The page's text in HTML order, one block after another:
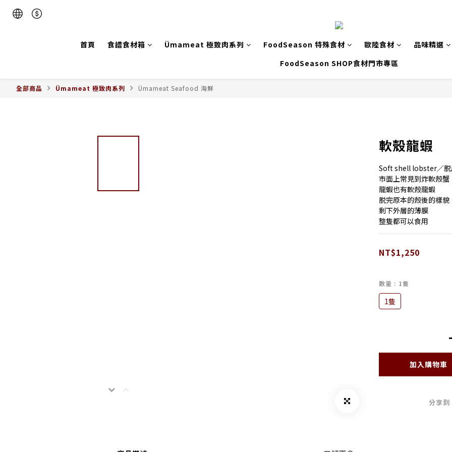
首頁 食譜食材箱 Ümameat 極致肉系列 FoodSeason 特殊食材 歐陸食材
品味精選
FoodSeason SHOP食材門市專區
全部商品 Ümameat 極致肉系列 Ümameat Seafood 海鮮
軟殼龍蝦
Soft shell lobster／脱
市面上常見到炸軟殼蟹
龍蝦也有軟殼龍蝦
脱完原本的殼後的樣貌
剩下外層的薄膜
整隻都可以食用
NT$1,250
數量 : 1隻
1隻
加入購物車
分享到